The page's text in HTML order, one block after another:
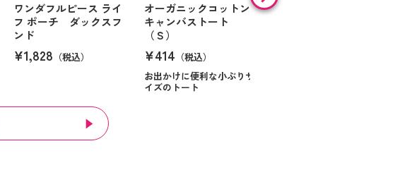
ワンダフルピース ライ
フ ポーチ ダックスフ
ンド
¥1,828 （税込）
オーガニックコットン
キャンバストート
（Ｓ）
¥414 （税込）
お出かけに便利な小ぶりサ
イズのトート
ベーシックエコバッグ